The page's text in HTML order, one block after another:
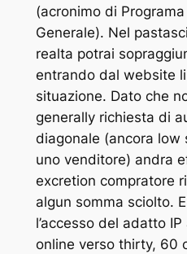
(acronimo di
Generale). Nel
realta potrai
entrando dal website
situazione. Dato che
generally richiesta di
diagonale (ancora low
uno venditore) andra
excretion compratore
algun somma sciolto.
l’accesso del adatto
online verso thirty, 60